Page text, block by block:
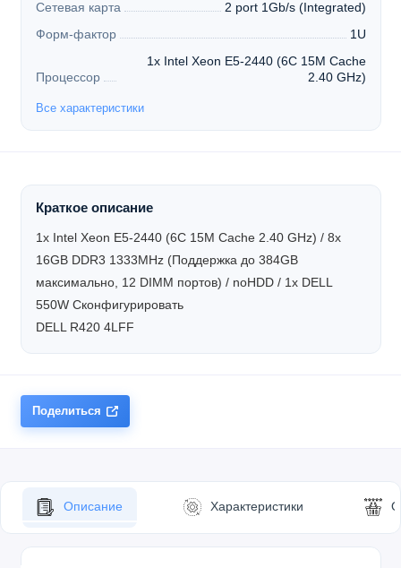
Сетевая карта
2 port 1Gb/s (Integrated)
Форм-фактор
1U
Процессор
1x Intel Xeon E5-2440 (6C 15M Cache
2.40 GHz)
Все характеристики
Краткое описание
1x Intel Xeon E5-2440 (6C 15M Cache 2.40 GHz) / 8x
16GB DDR3 1333MHz (Поддержка до 384GB
максимально, 12 DIMM портов) / noHDD / 1x DELL
550W Сконфигурировать
DELL R420 4LFF
Поделиться
Описание Характеристики